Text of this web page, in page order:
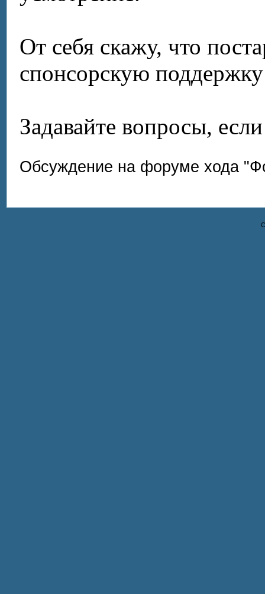
От себя скажу, что
спонсорскую
Задавайте вопросы,
Обсуждение на форуме хода